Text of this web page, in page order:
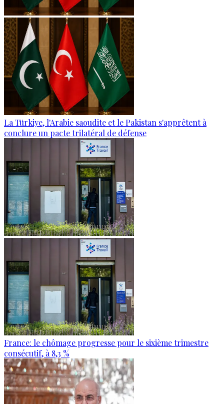
La Türkiye, l'Arabie saoudite et le Pakistan s'apprêtent à
conclure un pacte trilatéral de défense
France: le chômage progresse pour le sixième trimestre
consécutif, à 8,3 %